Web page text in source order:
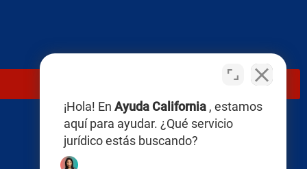
¡Hola! En Ayuda California , estamos
aquí para ayudar. ¿Qué servicio
jurídico estás buscando?